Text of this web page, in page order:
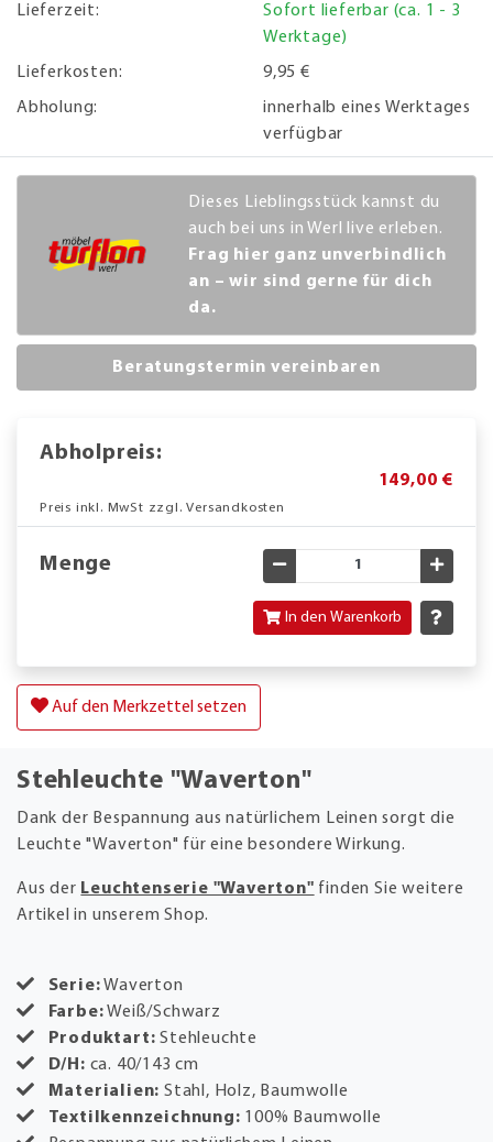
Lieferzeit:
Sofort lieferbar (ca. 1 - 3
Werktage)
Lieferkosten:
9,95 €
Abholung:
innerhalb eines Werktages
verfügbar
Dieses Lieblingsstück kannst du
auch bei uns in Werl live erleben.
Frag hier ganz unverbindlich
an – wir sind gerne für dich
da.
Beratungstermin vereinbaren
Abholpreis:
149,00 €
Preis inkl. MwSt zzgl. Versandkosten
Menge Gewünschte Menge
In den Warenkorb
Auf den Merkzettel setzen
Stehleuchte "Waverton"
Dank der Bespannung aus natürlichem Leinen sorgt die
Leuchte "Waverton" für eine besondere Wirkung.
Aus der Leuchtenserie "Waverton" finden Sie weitere
Artikel in unserem Shop.
Serie:Waverton
Farbe: Weiß/Schwarz
Produktart:Stehleuchte
D/H: ca. 40/143 cm
Materialien:Stahl, Holz, Baumwolle
Textilkennzeichnung: 100% Baumwolle